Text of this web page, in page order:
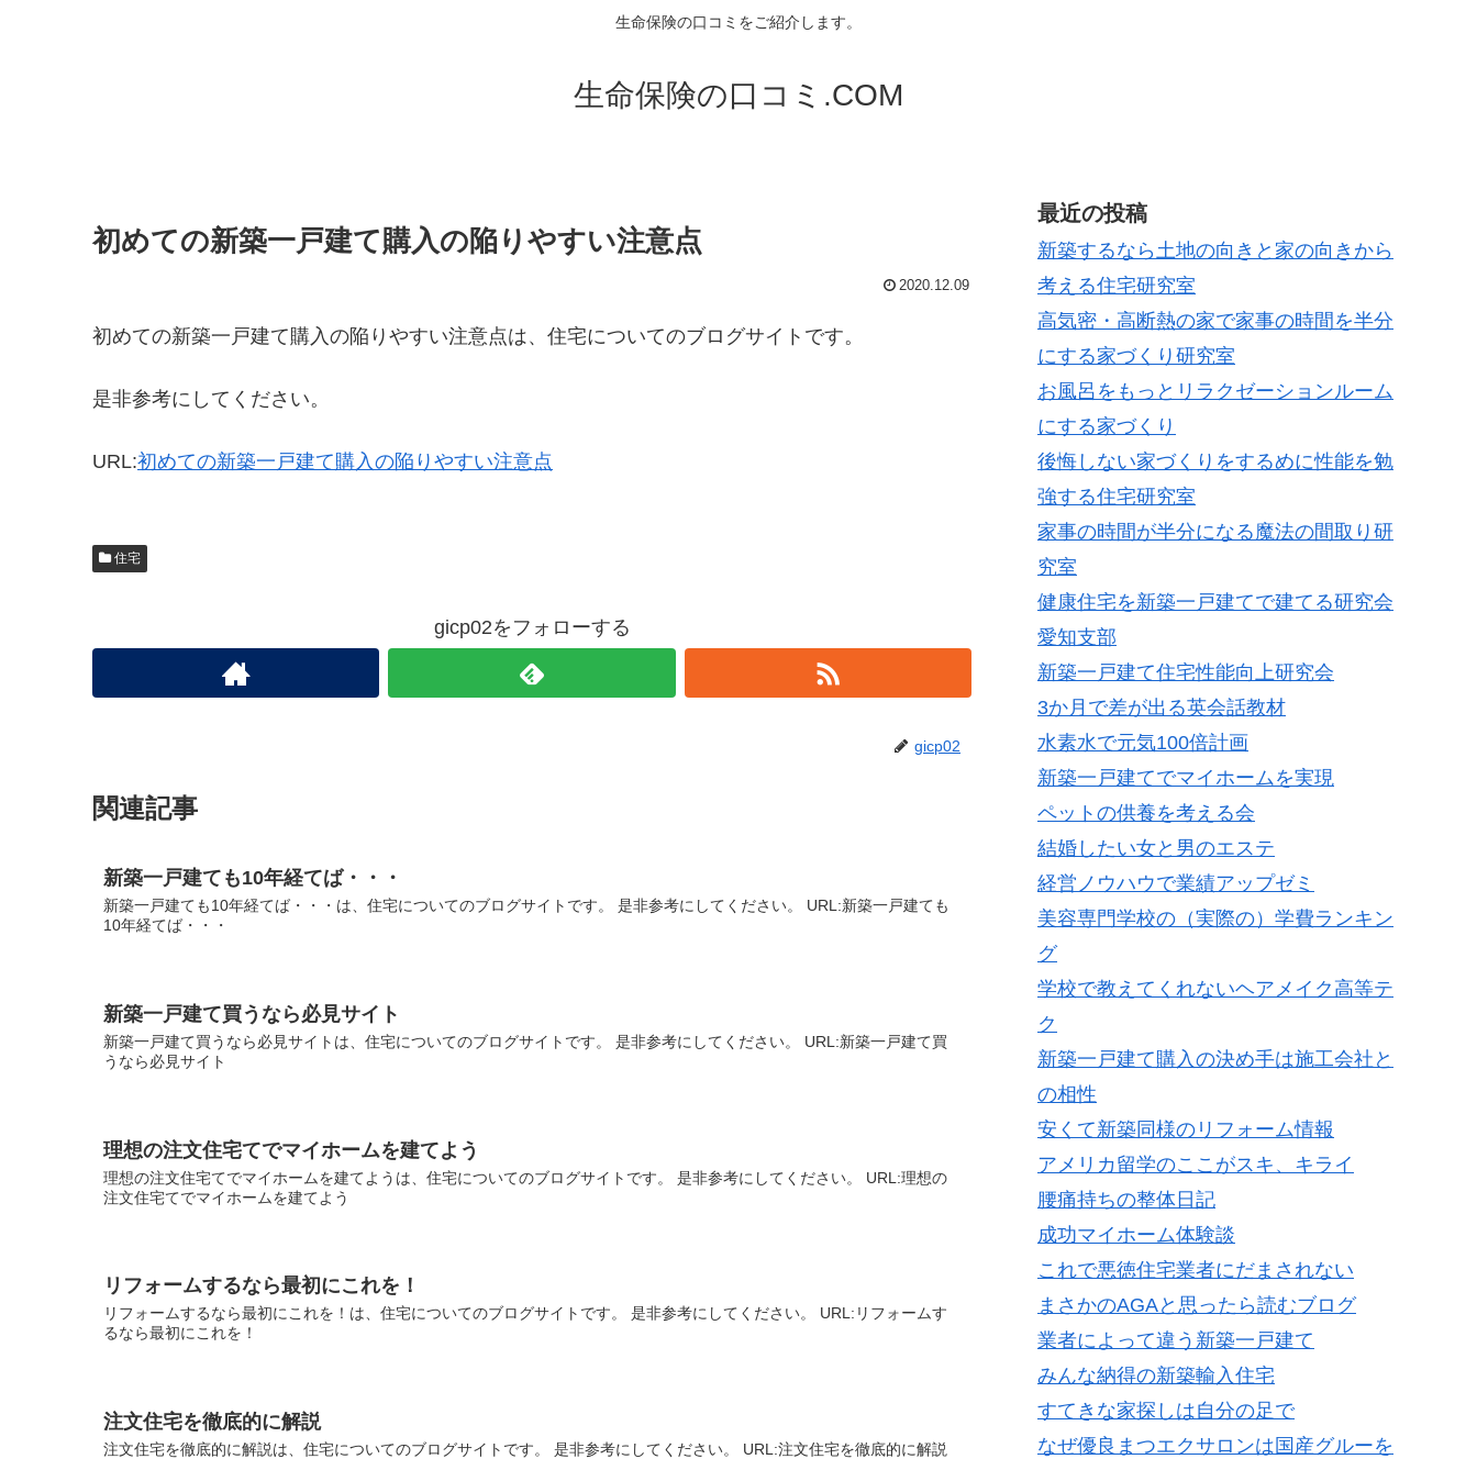
生命保険の口コミをご紹介します。
生命保険の口コミ.COM
初めての新築一戸建て購入の陥りやすい注意点
2020.12.09
初めての新築一戸建て購入の陥りやすい注意点は、住宅についてのブログサイトです。
是非参考にしてください。
URL:初めての新築一戸建て購入の陥りやすい注意点
住宅
gicp02をフォローする
gicp02
関連記事
新築一戸建ても10年経てば・・・
新築一戸建ても10年経てば・・・は、住宅についてのブログサイトです。 是非参考にしてください。 URL:新築一戸建ても
10年経てば・・・
新築一戸建て買うなら必見サイト
新築一戸建て買うなら必見サイトは、住宅についてのブログサイトです。 是非参考にしてください。 URL:新築一戸建て買
うなら必見サイト
理想の注文住宅てでマイホームを建てよう
理想の注文住宅てでマイホームを建てようは、住宅についてのブログサイトです。 是非参考にしてください。 URL:理想の
注文住宅てでマイホームを建てよう
リフォームするなら最初にこれを！
リフォームするなら最初にこれを！は、住宅についてのブログサイトです。 是非参考にしてください。 URL:リフォームす
るなら最初にこれを！
注文住宅を徹底的に解説
注文住宅を徹底的に解説は、住宅についてのブログサイトです。 是非参考にしてください。 URL:注文住宅を徹底的に解説
最近の投稿
新築するなら土地の向きと家の向きから
考える住宅研究室
高気密・高断熱の家で家事の時間を半分
にする家づくり研究室
お風呂をもっとリラクゼーションルーム
にする家づくり
後悔しない家づくりをするめに性能を勉
強する住宅研究室
家事の時間が半分になる魔法の間取り研
究室
健康住宅を新築一戸建てで建てる研究会
愛知支部
新築一戸建て住宅性能向上研究会
3か月で差が出る英会話教材
水素水で元気100倍計画
新築一戸建てでマイホームを実現
ペットの供養を考える会
結婚したい女と男のエステ
経営ノウハウで業績アップゼミ
美容専門学校の（実際の）学費ランキン
グ
学校で教えてくれないヘアメイク高等テ
ク
新築一戸建て購入の決め手は施工会社と
の相性
安くて新築同様のリフォーム情報
アメリカ留学のここがスキ、キライ
腰痛持ちの整体日記
成功マイホーム体験談
これで悪徳住宅業者にだまされない
まさかのAGAと思ったら読むブログ
業者によって違う新築一戸建て
みんな納得の新築輸入住宅
すてきな家探しは自分の足で
なぜ優良まつエクサロンは国産グルーを